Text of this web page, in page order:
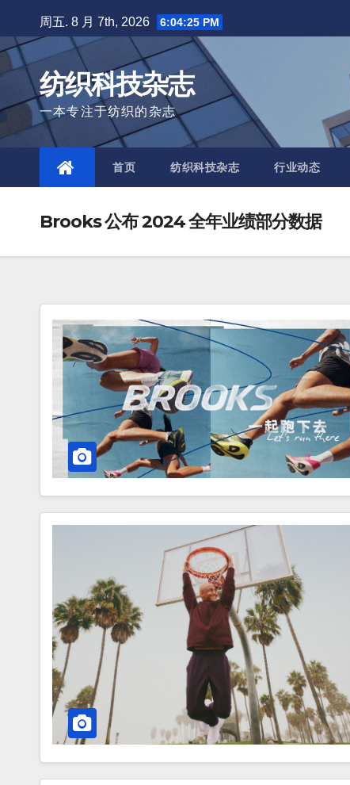
to
content
周五. 8 月 7th, 2026 6:04:27 PM
纺织科技杂志
一本专注于纺织的杂志
首页 纺织科技杂志 行业动态
Brooks 公布 2024 全年业绩部分数据